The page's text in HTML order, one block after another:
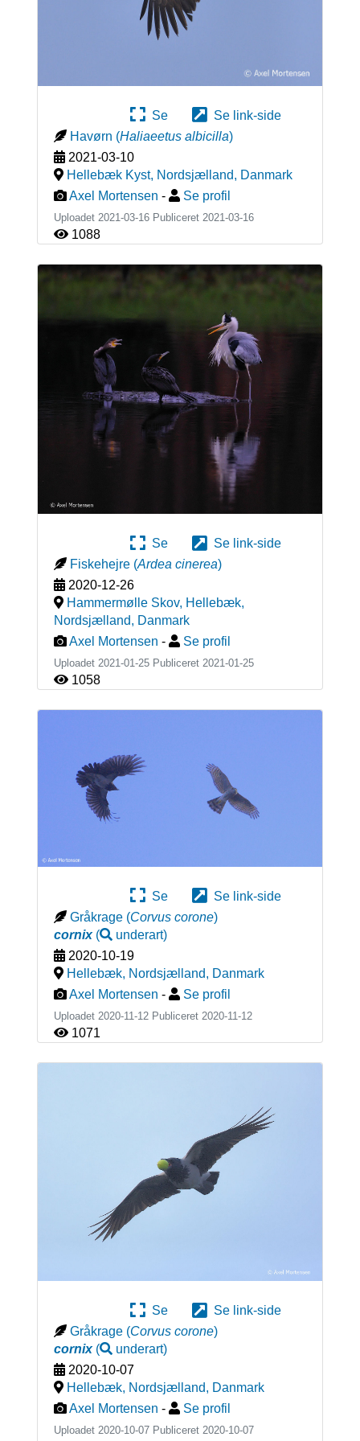
Se
Se link-side
Havørn (Haliaeetus albicilla)
2021-03-10
Hellebæk Kyst, Nordsjælland, Danmark
Axel Mortensen - Se profil
Uploadet 2021-03-16 Publiceret 2021-03-16
1088
Se
Se link-side
Fiskehejre (Ardea cinerea)
2020-12-26
Hammermølle Skov, Hellebæk,
Nordsjælland, Danmark
Axel Mortensen - Se profil
Uploadet 2021-01-25 Publiceret 2021-01-25
1058
Se
Se link-side
Gråkrage (Corvus corone)
cornix( underart)
2020-10-19
Hellebæk, Nordsjælland, Danmark
Axel Mortensen - Se profil
Uploadet 2020-11-12 Publiceret 2020-11-12
1071
Se
Se link-side
Gråkrage (Corvus corone)
cornix( underart)
2020-10-07
Hellebæk, Nordsjælland, Danmark
Axel Mortensen - Se profil
Uploadet 2020-10-07 Publiceret 2020-10-07